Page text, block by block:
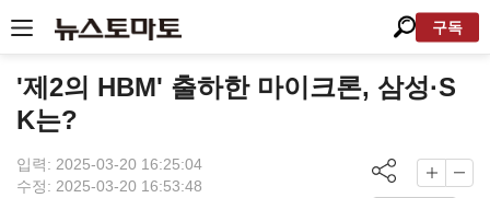
구독
'제2의 HBM' 출하한 마이크론, 삼성·S
K는?
입력: 2025-03-20 16:25:04
수정: 2025-03-20 16:53:48